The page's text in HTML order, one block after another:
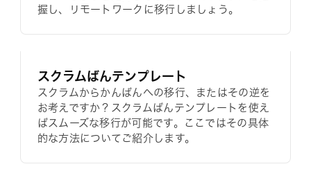
握し、リモートワークに移行しましょう。
スクラムばんテンプレート
スクラムからかんばんへの移行、またはその逆を
お考えですか？スクラムばんテンプレートを使え
ばスムーズな移行が可能です。ここではその具体
的な方法についてご紹介します。